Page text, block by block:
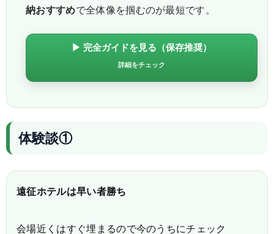
納おすすめで全体像を掴むのが最短です。
▶ 完全ガイドを見る（保存推奨）
詳細をチェック
体験談①
遠征ホテルは早い者勝ち
会場近くはすぐ埋まるので今のうちにチェック